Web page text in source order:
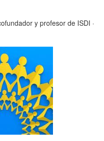
y profesor de ISDI ·